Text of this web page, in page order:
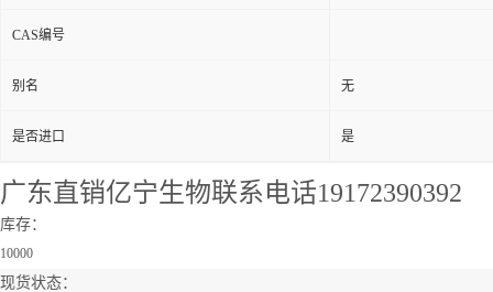
CAS编号
别名 无
是否进口 是
广东直销亿宁生物联系电话19172390392
库存：
10000
现货状态：